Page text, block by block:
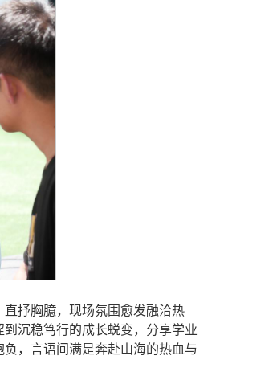
抒胸臆，现场氛围愈发融洽热
沉稳笃行的成长蜕变，分享学业
，言语间满是奔赴山海的热血与